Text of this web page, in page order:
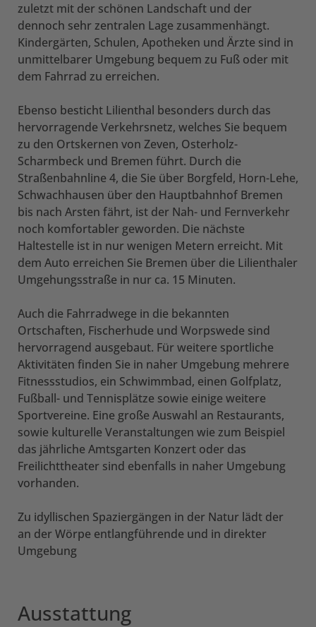
zuletzt mit der schönen Landschaft und der
dennoch sehr zentralen Lage zusammenhängt.
Kindergärten, Schulen, Apotheken und Ärzte sind in
unmittelbarer Umgebung bequem zu Fuß oder mit
dem Fahrrad zu erreichen.
Ebenso besticht Lilienthal besonders durch das
hervorragende Verkehrsnetz, welches Sie bequem
zu den Ortskernen von Zeven, Osterholz-
Scharmbeck und Bremen führt. Durch die
Straßenbahnline 4, die Sie über Borgfeld, Horn-Lehe,
Schwachhausen über den Hauptbahnhof Bremen
bis nach Arsten fährt, ist der Nah- und Fernverkehr
noch komfortabler geworden. Die nächste
Haltestelle ist in nur wenigen Metern erreicht. Mit
dem Auto erreichen Sie Bremen über die Lilienthaler
Umgehungsstraße in nur ca. 15 Minuten.
Auch die Fahrradwege in die bekannten
Ortschaften, Fischerhude und Worpswede sind
hervorragend ausgebaut. Für weitere sportliche
Aktivitäten finden Sie in naher Umgebung mehrere
Fitnessstudios, ein Schwimmbad, einen Golfplatz,
Fußball- und Tennisplätze sowie einige weitere
Sportvereine. Eine große Auswahl an Restaurants,
sowie kulturelle Veranstaltungen wie zum Beispiel
das jährliche Amtsgarten Konzert oder das
Freilichttheater sind ebenfalls in naher Umgebung
vorhanden.
Zu idyllischen Spaziergängen in der Natur lädt der
an der Wörpe entlangführende und in direkter
Umgebung
Ausstattung